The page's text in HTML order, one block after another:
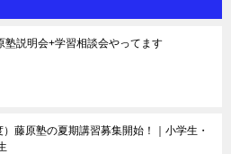
塾説明会+学習相談会やってます
藤原塾の夏期講習募集開始！｜小学生・